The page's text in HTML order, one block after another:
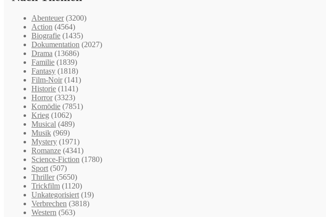
Abenteuer (3200)
Action (4564)
Biografie (1435)
Dokumentation (2027)
Drama (13686)
Familie (1839)
Fantasy (1818)
Film-Noir (141)
Historie (1141)
Horror (3323)
Komödie (7851)
Krieg (1062)
Musical (489)
Musik (969)
Mystery (1971)
Romanze (4341)
Science-Fiction (1780)
Sport (507)
Thriller (5650)
Trickfilm (1120)
Unkategorisiert (19)
Verbrechen (3818)
Western (563)